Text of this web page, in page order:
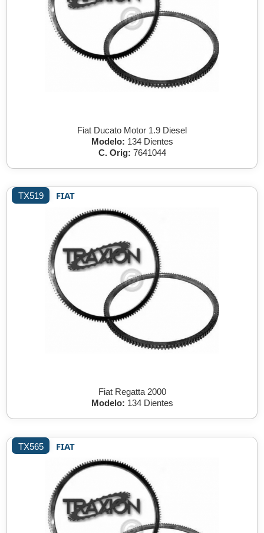
Fiat Ducato Motor 1.9 Diesel
Modelo: 134 Dientes
C. Orig: 7641044
TX519 FIAT
Fiat Regatta 2000
Modelo: 134 Dientes
TX565 FIAT